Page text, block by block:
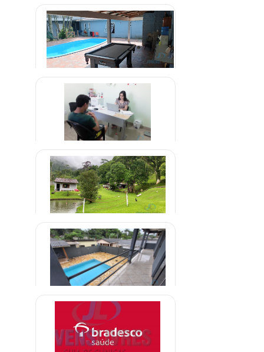
Aparecida de Goiânia
R$ 1.300,00
R$ 1.500,00
Clínica de Vicios em Jogos Online
R$ 2.000,00
Clínica em Embu Guaçu São Paulo
R$ 1.800,00
Clínica de Reabilitação em
Parelheiros São Paulo
R$ 999,99